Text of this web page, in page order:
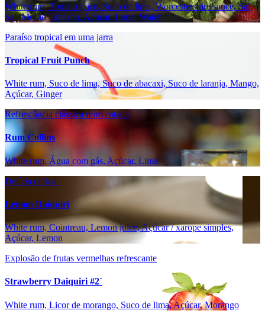
White rum, Tomato juice, Suco de lima, Worcestershire sauce, Sal,
Sal, Molho Tabasco, Açúcar, Lima, Water
Paraíso tropical em uma jarra
Tropical Fruit Punch
White rum, Suco de lima, Suco de abacaxi, Suco de laranja, Mango,
Açúcar, Ginger
Refrescância clássica reinventada
Rum Collins
White rum, Água com gás, Açúcar, Lima
Delícia cítrica.
Lemon Daiquiri
White rum, Cointreau, Lemon juice, Açúcar / xarope simples,
Açúcar, Lemon
Explosão de frutas vermelhas refrescante
Strawberry Daiquiri #2`
White rum, Licor de morango, Suco de lima, Açúcar, Morango